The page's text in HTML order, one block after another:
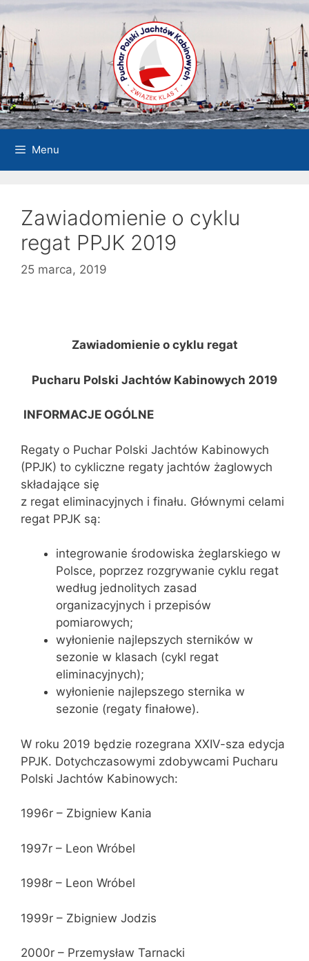
Przejdź
do
treści
Menu
Zawiadomienie o cyklu
regat PPJK 2019
25 marca, 2019
Zawiadomienie o cyklu regat
Pucharu Polski Jachtów Kabinowych 2019
INFORMACJE OGÓLNE
Regaty o Puchar Polski Jachtów Kabinowych
(PPJK) to cykliczne regaty jachtów żaglowych
składające się
z regat eliminacyjnych i finału. Głównymi celami
regat PPJK są:
integrowanie środowiska żeglarskiego w
Polsce, poprzez rozgrywanie cyklu regat
według jednolitych zasad
organizacyjnych i przepisów
pomiarowych;
wyłonienie najlepszych sterników w
sezonie w klasach (cykl regat
eliminacyjnych);
wyłonienie najlepszego sternika w
sezonie (regaty finałowe).
W roku 2019 będzie rozegrana XXIV-sza edycja
PPJK. Dotychczasowymi zdobywcami Pucharu
Polski Jachtów Kabinowych:
1996r – Zbigniew Kania
1997r – Leon Wróbel
1998r – Leon Wróbel
1999r – Zbigniew Jodzis
2000r – Przemysław Tarnacki